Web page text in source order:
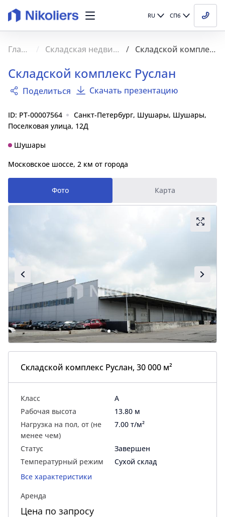
RU СПб
Главная Складская недвижимость Складской комплекс Руслан
Складской комплекс Руслан
Поделиться Скачать презентацию
ID: PT-00007564
Санкт-Петербург, Шушары, Шушары,
Поселковая улица, 12Д
Шушары
Московское шоссе, 2 км от города
Фото Карта
Складской комплекс Руслан, 30 000 м²
Класс
A
Рабочая высота
13.80 м
Нагрузка на пол, от (не
менее чем)
7.00 т/м²
Статус
Завершен
Температурный режим
Сухой склад
Все характеристики
Аренда
Цена по запросу